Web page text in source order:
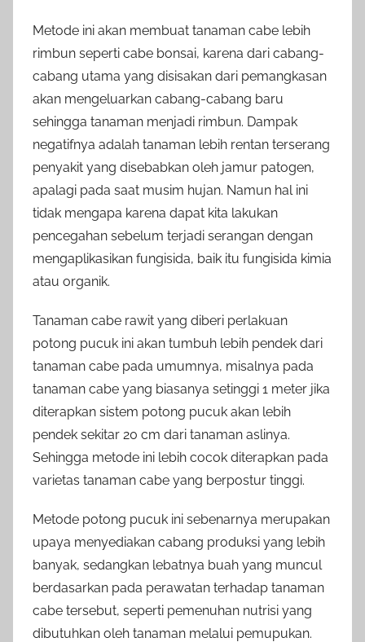
Metode ini akan membuat tanaman cabe lebih
rimbun seperti cabe bonsai, karena dari cabang-
cabang utama yang disisakan dari pemangkasan
akan mengeluarkan cabang-cabang baru
sehingga tanaman menjadi rimbun. Dampak
negatifnya adalah tanaman lebih rentan terserang
penyakit yang disebabkan oleh jamur patogen,
apalagi pada saat musim hujan. Namun hal ini
tidak mengapa karena dapat kita lakukan
pencegahan sebelum terjadi serangan dengan
mengaplikasikan fungisida, baik itu fungisida kimia
atau organik.
Tanaman cabe rawit yang diberi perlakuan
potong pucuk ini akan tumbuh lebih pendek dari
tanaman cabe pada umumnya, misalnya pada
tanaman cabe yang biasanya setinggi 1 meter jika
diterapkan sistem potong pucuk akan lebih
pendek sekitar 20 cm dari tanaman aslinya.
Sehingga metode ini lebih cocok diterapkan pada
varietas tanaman cabe yang berpostur tinggi.
Metode potong pucuk ini sebenarnya merupakan
upaya menyediakan cabang produksi yang lebih
banyak, sedangkan lebatnya buah yang muncul
berdasarkan pada perawatan terhadap tanaman
cabe tersebut, seperti pemenuhan nutrisi yang
dibutuhkan oleh tanaman melalui pemupukan.